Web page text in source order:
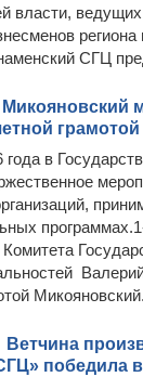
власти,
региона
СГЦ
Микояновский
грамотой
года в
Ветчина
победила